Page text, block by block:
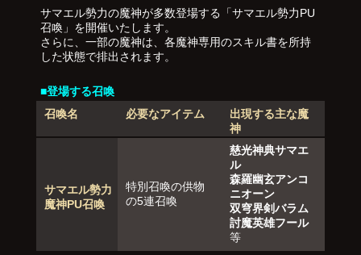
サマエル勢力の魔神が多数登場する「サマエル勢力PU
召喚」を開催いたします。
さらに、一部の魔神は、各魔神専用のスキル書を所持
した状態で排出されます。
■登場する召喚
召喚名
必要なアイテム
出現する主な魔
神
サマエル勢力
魔神PU召喚
特別召喚の供物
の5連召喚
慈光神典サマエ
ル
森羅幽玄アンコ
ニオーン
双穹界剣バラム
討魔英雄フール
等